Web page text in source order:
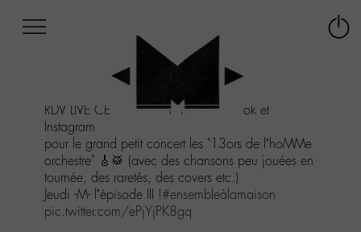
menu
Aller
au
contenu
Aller
RDV LIVE CE SOIR À 21H sur facebook et
Instagram
pour le grand petit concert les "13ors de l’hoMMe
orchestre" 🎸🥁 (avec des chansons peu jouées en
tournée, des raretés, des covers etc.)
Jeudi -M- l’épisode III !#ensembleàlamaison
pic.twitter.com/ePjYjPK8gq